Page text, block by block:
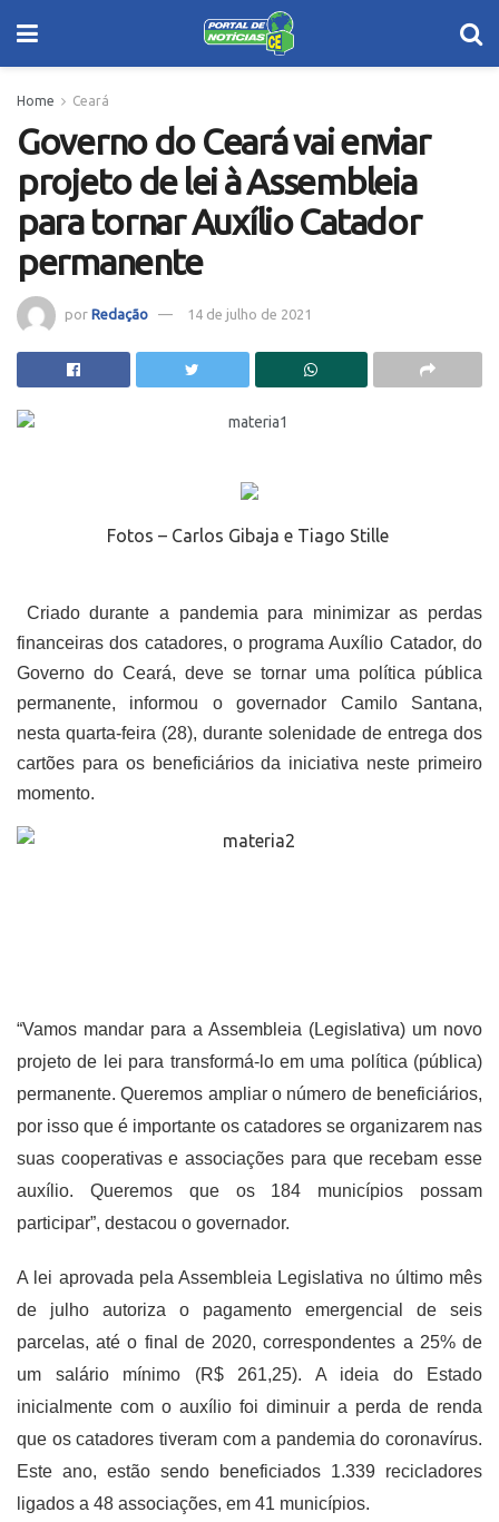
Home Ceará
Governo do Ceará vai enviar
projeto de lei à Assembleia
para tornar Auxílio Catador
permanente
por Redação 14 de julho de 2021
Fotos – Carlos Gibaja e Tiago Stille
Criado durante a pandemia para minimizar as perdas
financeiras dos catadores, o programa Auxílio Catador, do
Governo do Ceará, deve se tornar uma política pública
permanente, informou o governador Camilo Santana,
nesta quarta-feira (28), durante solenidade de entrega dos
cartões para os beneficiários da iniciativa neste primeiro
momento.
“Vamos mandar para a Assembleia (Legislativa) um novo
projeto de lei para transformá-lo em uma política (pública)
permanente. Queremos ampliar o número de beneficiários,
por isso que é importante os catadores se organizarem nas
suas cooperativas e associações para que recebam esse
auxílio. Queremos que os 184 municípios possam
participar”, destacou o governador.
A lei aprovada pela Assembleia Legislativa no último mês
de julho autoriza o pagamento emergencial de seis
parcelas, até o final de 2020, correspondentes a 25% de
um salário mínimo (R$ 261,25). A ideia do Estado
inicialmente com o auxílio foi diminuir a perda de renda
que os catadores tiveram com a pandemia do coronavírus.
Este ano, estão sendo beneficiados 1.339 recicladores
ligados a 48 associações, em 41 municípios.